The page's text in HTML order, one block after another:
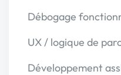
Débogage
UX / logique de
Développement